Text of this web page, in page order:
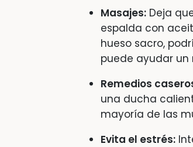
Masajes: Deja
espalda con
hueso sacro,
puede ayudar un
Remedios
una ducha
mayoría de las
Evita el estrés: